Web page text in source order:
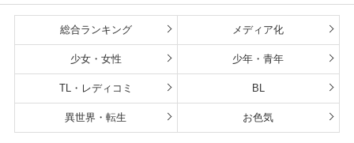
総合ランキング メディア化
少女・女性 少年・青年
TL・レディコミ BL
異世界・転生 お色気